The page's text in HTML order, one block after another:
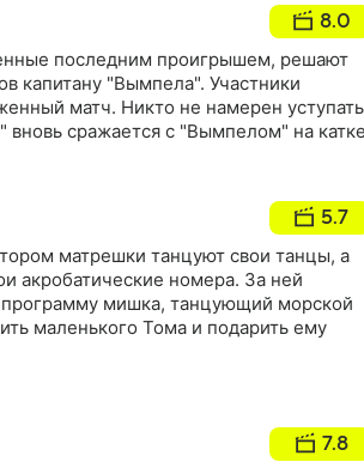
8.0
последним проигрышем, решают
капитану "Вымпела". Участники
матч. Никто не намерен уступать
вновь сражается с "Вымпелом" на
5.7
матрешки танцуют свои танцы, а
акробатические номера. За ней
мишка, танцующий морской
маленького Тома и подарить ему
7.8